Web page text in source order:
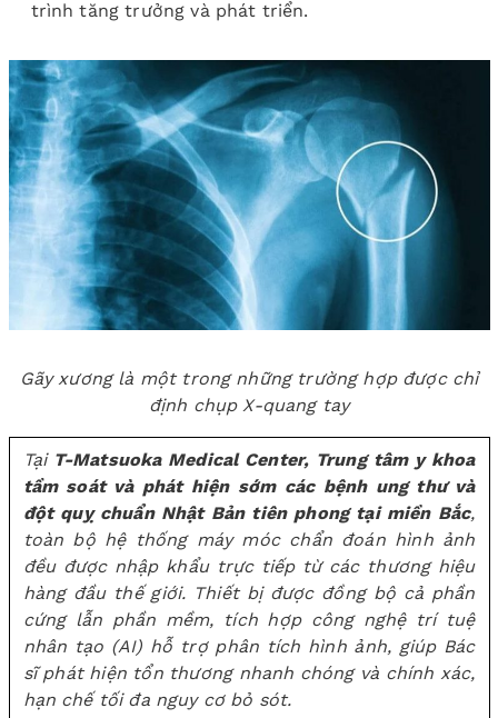
trình tăng trưởng và phát triển.
Gãy xương là một trong những trường hợp được chỉ
định chụp X-quang tay
Tại T-Matsuoka Medical Center, Trung tâm y khoa
tầm soát và phát hiện sớm các bệnh ung thư và
đột quỵ chuẩn Nhật Bản tiên phong tại miền Bắc,
toàn bộ hệ thống máy móc chẩn đoán hình ảnh
đều được nhập khẩu trực tiếp từ các thương hiệu
hàng đầu thế giới. Thiết bị được đồng bộ cả phần
cứng lẫn phần mềm, tích hợp công nghệ trí tuệ
nhân tạo (AI) hỗ trợ phân tích hình ảnh, giúp Bác
sĩ phát hiện tổn thương nhanh chóng và chính xác,
hạn chế tối đa nguy cơ bỏ sót.